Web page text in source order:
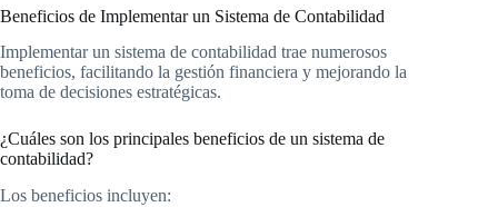
Beneficios de Implementar un Sistema de Contabilidad
Implementar un sistema de contabilidad trae numerosos
beneficios, facilitando la gestión financiera y mejorando la
toma de decisiones estratégicas.
¿Cuáles son los principales beneficios de un sistema de
contabilidad?
Los beneficios incluyen: